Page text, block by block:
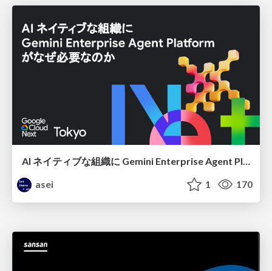
AI ネイティブな組織に Gemini Enterprise Agent Platform がなぜ必要なのか
asei
1 170